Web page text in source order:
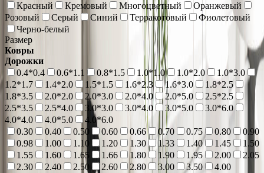
Красный
Кремовый Многоцветный
Оранжевый
Розовый
Серый Синий Терракотовый
Фиолетовый
Черно-белый
Размер
Ковры
Дорожки
0.4*0.4
0.6*1.1 0.8*1.5 1.0*1.0 1.0*2.0
1.0*3.0
1.2*1.7
1.4*2.0 1.5*1.5 1.6*2.3 1.6*3.0
1.8*2.5
1.8*3.5
2.0*2.0 2.0*3.0 2.0*4.0 2.0*5.0
2.5*2.5
2.5*3.5
2.5*4.0 3.0*3.0 3.0*4.0 3.0*5.0
3.0*6.0
4.0*4.0
4.0*5.0
4.0*6.0
0.30
0.40 0.50 0.60 0.66 0.70 0.75 0.80
0.90
0.98
1.00 1.10 1.20 1.30 1.33 1.40 1.45
1.50
1.55
1.60 1.65 1.66 1.80 1.90 1.95 2.00
2.05
2.30
2.40 2.50 2.60 2.80 3.00 3.50 4.00